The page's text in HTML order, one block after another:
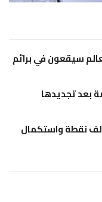
حول العالم سيقعون في براثم
مركبة للخدمة بعد تجديدها
تراهن على اختراق مستوى 55 ألف نقطة واستكمال